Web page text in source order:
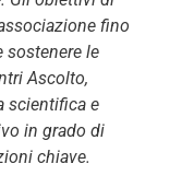
fino
sostenere le
Ascolto,
scientifica e
in grado di
chiave.